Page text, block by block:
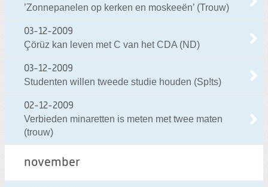
’Zonnepanelen op kerken en moskeeën’ (Trouw)
03-12-2009
Çörüz kan leven met C van het CDA (ND)
03-12-2009
Studenten willen tweede studie houden (Sp!ts)
02-12-2009
Verbieden minaretten is meten met twee maten
(trouw)
november